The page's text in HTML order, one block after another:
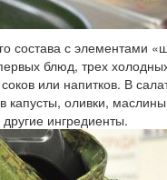
состава с элементами
блюд, трех
или напитков. В
оливки,
ингредиенты.